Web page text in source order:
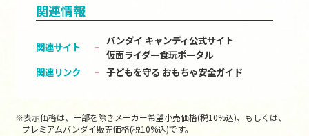
関連情報
関連サイト
バンダイ キャンディ公式サイト
仮面ライダー食玩ポータル
関連リンク
子どもを守る おもちゃ安全ガイド
※表示価格は、一部を除きメーカー希望小売価格(税10%込)、もしくは、
プレミアムバンダイ販売価格(税10%込)です。